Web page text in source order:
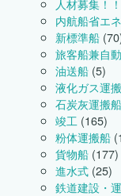
人材募集！！
内航船省エ
新標準船
旅客船兼自
油送船 (5)
液化ガス運
石炭灰運搬船
竣工 (165)
粉体運搬船
貨物船 (177)
進水式 (25)
鉄道建設・